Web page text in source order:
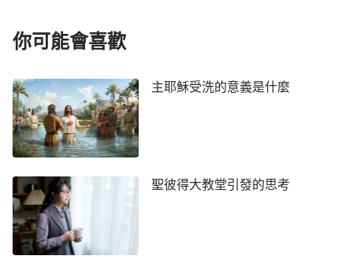
神在律法時代所作的工作是六千年的起首工作，
也是為以後的經營打基礎的工作。神經營工作的目的
就是打敗撒但，讓我們全人類都脫離罪的捆綁，進入
神為我們人類預備的美好歸宿之中，如果沒有神在律
法時代的工作，人就如剛降生的嬰兒一樣，什麼也不
就無法在人中間進行。就像蓋三層樓房一樣，第一層
是基礎，如果沒有第一層，那就無法建第二層、第三
層；也像父母帶小孩一樣，需要父母一點點地教，根
據孩子的需要、他所能明白與承受的程度帶領他，讓
你可能會喜歡
主耶穌受洗的意義是什麼
聖彼得大教堂引發的思考